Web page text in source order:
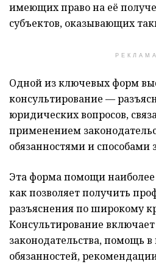
имеющих право на её
субъектов, оказывающих
РЕКЛАМА
Одной из ключевых форм
консультирование —
юридических вопросов,
применением
обязанностями и способами
Эта форма помощи наиболее
как позволяет получить
разъяснения по широкому
Консультирование
законодательства, помощь
обязанностей,